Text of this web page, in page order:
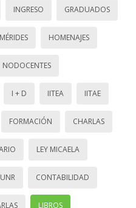
INGRESO GRADUADOS
HOMENAJES
NODOCENTES
I + D IITEA IITAE
FORMACIÓN CHARLAS
LEY MICAELA
UNR CONTABILIDAD
LIBROS